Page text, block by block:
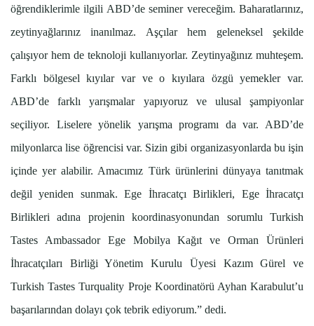
öğrendiklerimle ilgili ABD’de seminer vereceğim. Baharatlarınız,
zeytinyağlarınız inanılmaz. Aşçılar hem geleneksel şekilde
çalışıyor hem de teknoloji kullanıyorlar. Zeytinyağınız muhteşem.
Farklı bölgesel kıyılar var ve o kıyılara özgü yemekler var.
ABD’de farklı yarışmalar yapıyoruz ve ulusal şampiyonlar
seçiliyor. Liselere yönelik yarışma programı da var. ABD’de
milyonlarca lise öğrencisi var. Sizin gibi organizasyonlarda bu işin
içinde yer alabilir. Amacımız Türk ürünlerini dünyaya tanıtmak
değil yeniden sunmak. Ege İhracatçı Birlikleri, Ege İhracatçı
Birlikleri adına projenin koordinasyonundan sorumlu Turkish
Tastes Ambassador Ege Mobilya Kağıt ve Orman Ürünleri
İhracatçıları Birliği Yönetim Kurulu Üyesi Kazım Gürel ve
Turkish Tastes Turquality Proje Koordinatörü Ayhan Karabulut’u
başarılarından dolayı çok tebrik ediyorum.” dedi.